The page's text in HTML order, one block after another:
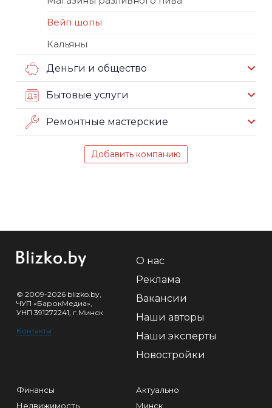
Вейп шопы
Кальяны
Деньги и общество
Бытовые услуги
Ремонтные мастерские
Добавить компанию
© 2009-2026 blizko.by,
ЧУП «БарокМедиа»,
УНП 391272241, г.Минск
Контакты
О нас
Реклама
Вакансии
Наши авторы
Наши эксперты
Новостройки
Финансы
Недвижимость
Актуально
Минск